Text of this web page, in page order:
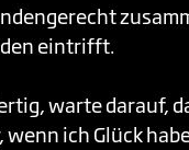
eintrifft.
warte darauf,
ich Glück